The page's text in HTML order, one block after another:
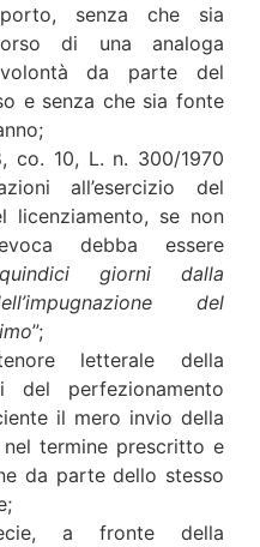
senza che sia
di una analoga
da parte del
e senza che sia fonte
co. 10, L. n. 300/1970
all’esercizio del
licenziamento, se non
debba essere
giorni dalla
del
”;
letterale della
del perfezionamento
il mero invio della
termine prescritto e
da parte dello stesso
a fronte della